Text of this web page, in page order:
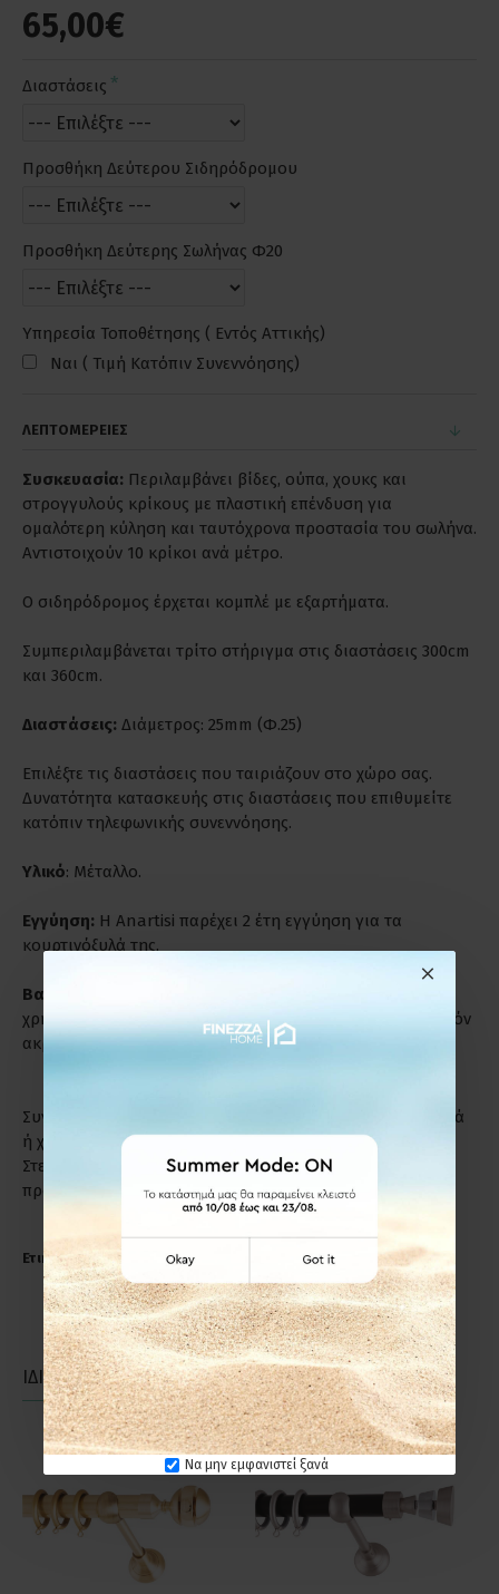
Να μην εμφανιστεί ξανά
65,00€
Διαστάσεις
Προσθήκη Δεύτερου Σιδηρόδρομου
Προσθήκη Δεύτερης Σωλήνας Φ20
Υπηρεσία Τοποθέτησης ( Εντός Αττικής)
Ναι ( Τιμή Κατόπιν Συνεννόησης)
ΛΕΠΤΟΜΕΡΕΙΕΣ
Συσκευασία: Περιλαμβάνει βίδες, ούπα, χουκς και
στρογγυλούς κρίκους με πλαστική επένδυση για
ομαλότερη κύληση και ταυτόχρονα προστασία του σωλήνα.
Αντιστοιχούν 10 κρίκοι ανά μέτρο.
Ο σιδηρόδρομος έρχεται κομπλέ με εξαρτήματα.
Συμπεριλαμβάνεται τρίτο στήριγμα στις διαστάσεις 300cm
και 360cm.
Διαστάσεις: Διάμετρος: 25mm (Φ.25)
Επιλέξτε τις διαστάσεις που ταιριάζουν στο χώρο σας.
Δυνατότητα κατασκευής στις διαστάσεις που επιθυμείτε
κατόπιν τηλεφωνικής συνεννόησης.
Υλικό: Μέταλλο.
Εγγύηση: Η Anartisi παρέχει 2 έτη εγγύηση για τα
κουρτινόξυλά της.
Βαριά Χρήση:
χρήση. Ενδύκνυνται για επαγγελματικούς χώρους γι' αυτόν
ακριβώς το λόγο.
Συντήρηση: Μη χρησιμοποιείτε απορρυπαντικά, καυστικά
ή χλωριούχα υγρά για τον καθαρισμό των προϊόντων.
Στεγνό πανί ή σκέτο νερό, αρκούν για να διατηρήσετε το
προϊόν σε άριστη κατάσταση.
Ετικέτες: Anartisi S11 Φ25 Κουρτινόξυλο Ορο Ματ
ΙΔΙΑΣ ΚΑΤΗΓΟΡΙΑΣ ΙΔΙΑΣ ΕΤΑΙΡΕΙΑΣ